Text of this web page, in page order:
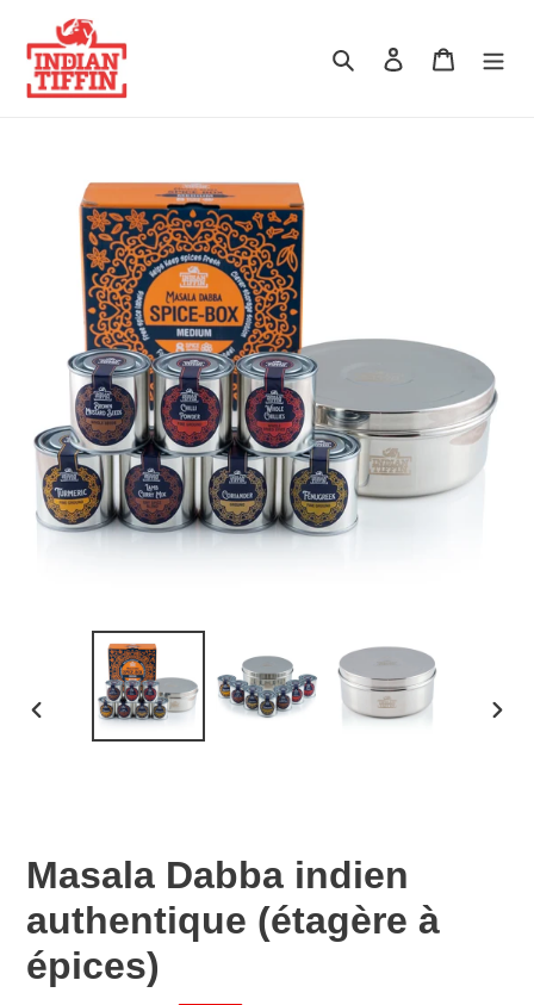
RechercherSe connecter
Panier
Masala Dabba indien
authentique (étagère à
épices)